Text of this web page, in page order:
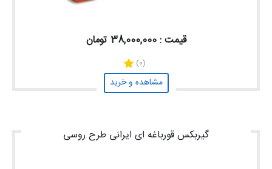
قیمت : 38,000,000 تومان
(0)
مشاهده و خرید
گیربکس قورباغه ای ایرانی طرح روسی